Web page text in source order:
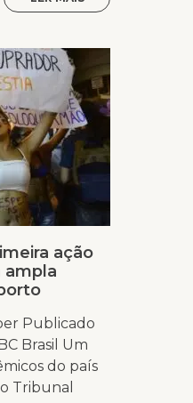
ação
ampla
Publicado
Brasil Um
do país
Tribunal